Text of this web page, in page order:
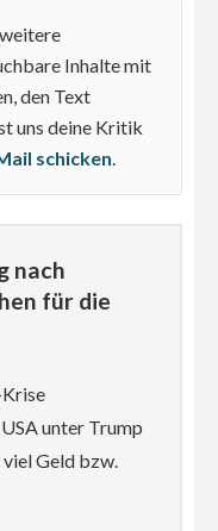
Inhalte mit
den Text
uns deine Kritik
schicken.
nach
für die
unter Trump
Geld bzw.